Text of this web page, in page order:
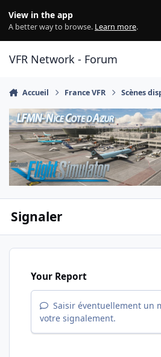
View in the app
A better way to browse. Learn more.
VFR Network - Forum
Accueil France VFR Scènes
Signaler
Your Report
Saisir éventuellement un
votre signalement.